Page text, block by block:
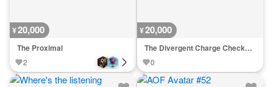
¥20,000
The Proximal
2
¥20,000
The Divergent Charge Checks Concrete
0